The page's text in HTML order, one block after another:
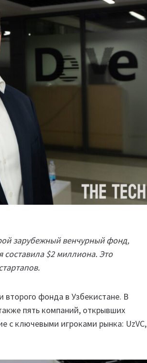
зарубежный венчурный фонд,
$2 миллиона. Это
второго фонда в Узбекистане. В
пять компаний, открывших
с ключевыми игроками рынка: UzVC,